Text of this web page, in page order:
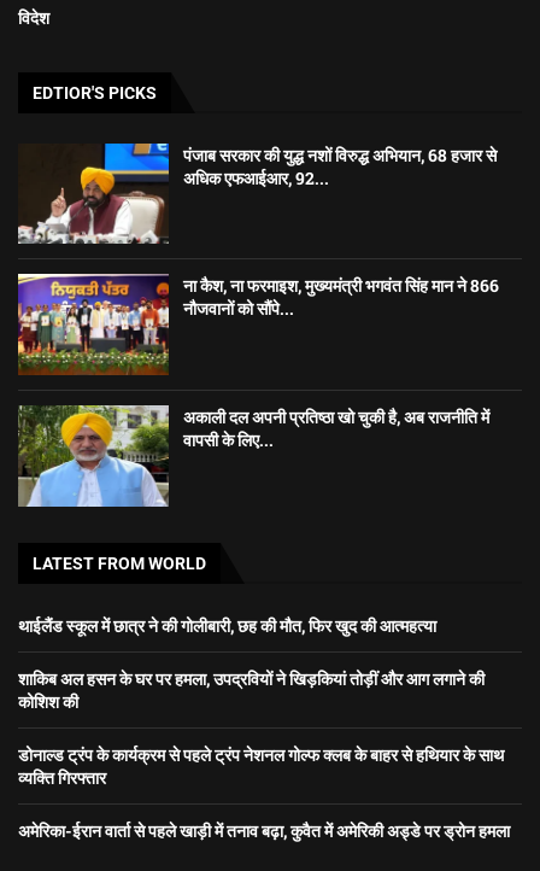
विदेश
EDTIOR'S PICKS
पंजाब सरकार की युद्ध नशों विरुद्ध अभियान, 68 हजार से
अधिक एफआईआर, 92...
ना कैश, ना फरमाइश, मुख्यमंत्री भगवंत सिंह मान ने 866
नौजवानों को सौंपे...
अकाली दल अपनी प्रतिष्ठा खो चुकी है, अब राजनीति में
वापसी के लिए...
LATEST FROM WORLD
थाईलैंड स्कूल में छात्र ने की गोलीबारी, छह की मौत, फिर खुद की आत्महत्या
शाकिब अल हसन के घर पर हमला, उपद्रवियों ने खिड़कियां तोड़ीं और आग लगाने की
कोशिश की
डोनाल्ड ट्रंप के कार्यक्रम से पहले ट्रंप नेशनल गोल्फ क्लब के बाहर से हथियार के साथ
व्यक्ति गिरफ्तार
अमेरिका-ईरान वार्ता से पहले खाड़ी में तनाव बढ़ा, कुवैत में अमेरिकी अड्डे पर ड्रोन हमला